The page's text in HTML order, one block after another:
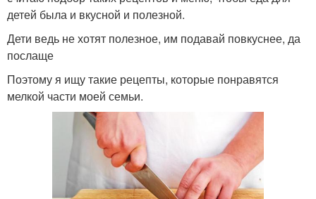
детей была и вкусной и полезной.
Дети ведь не хотят полезное, им подавай повкуснее, да
послаще
Поэтому я ищу такие рецепты, которые понравятся
мелкой части моей семьи.